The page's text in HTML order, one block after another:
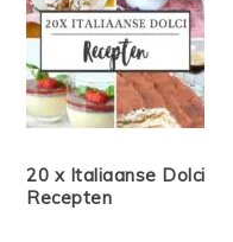
20 x Italiaanse Dolci
Recepten